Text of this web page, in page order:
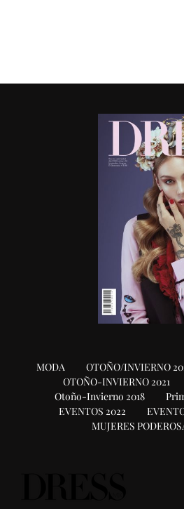
MODA OTOÑO/INVIERNO
OTOÑO-INVIERNO 2021
Otoño-Invierno 2018
EVENTOS 2022
MUJERES